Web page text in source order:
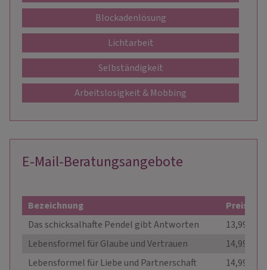
Blockadenlösung
Lichtarbeit
Selbständigkeit
Arbeitslosigkeit & Mobbing
E-Mail-Beratungsangebote
Bezeichnung
Preis
Das schicksalhafte Pendel gibt Antworten
13,99 €
Lebensformel für Glaube und Vertrauen
14,99 €
Lebensformel für Liebe und Partnerschaft
14,99 €